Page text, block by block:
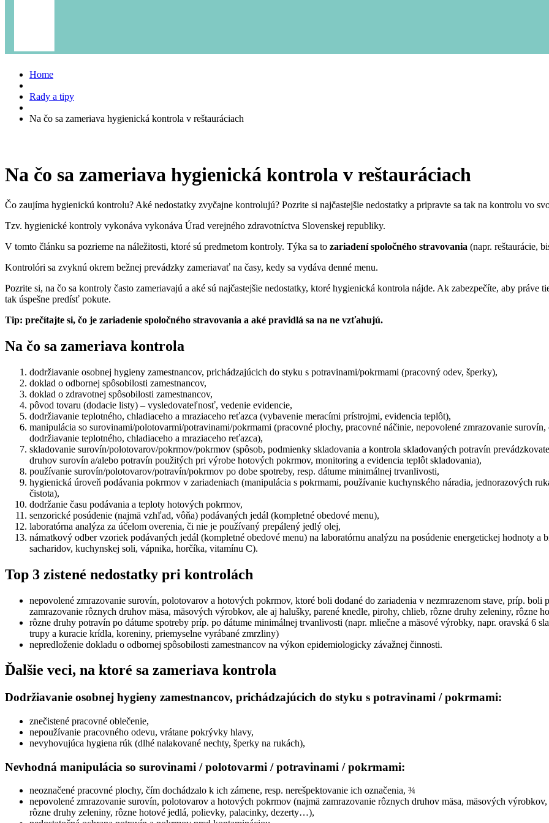
Home
Rady a tipy
Na čo sa zameriava hygienická kontrola v reštauráciach
Na čo sa zameriava hygienická kontrola v reštauráciach
Čo zaujíma hygienickú kontrolu? Aké nedostatky zvyčajne kontrolujú? Pozrite si najčastejšie nedostatky a pripravte sa tak na kontrolu vo
Tzv. hygienické kontroly vykonáva vykonáva Úrad verejného zdravotníctva Slovenskej republiky.
V tomto článku sa pozrieme na náležitosti, ktoré sú predmetom kontroly. Týka sa to zariadení spoločného stravovania (napr. reštaurácie,
Kontrolóri sa zvyknú okrem bežnej prevádzky zameriavať na časy, kedy sa vydáva denné menu.
Pozrite si, na čo sa kontroly často zameriavajú a aké sú najčastejšie nedostatky, ktoré hygienická kontrola nájde. Ak zabezpečíte, aby práve
tak úspešne predísť pokute.
Tip: prečítajte si, čo je zariadenie spoločného stravovania a aké pravidlá sa na ne vzťahujú.
Na čo sa zameriava kontrola
dodržiavanie osobnej hygieny zamestnancov, prichádzajúcich do styku s potravinami/pokrmami (pracovný odev, šperky),
doklad o odbornej spôsobilosti zamestnancov,
doklad o zdravotnej spôsobilosti zamestnancov,
pôvod tovaru (dodacie listy) – vysledovateľnosť, vedenie evidencie,
dodržiavanie teplotného, chladiaceho a mraziaceho reťazca (vybavenie meracími prístrojmi, evidencia teplôt),
manipulácia so surovinami/polotovarmi/potravinami/pokrmami (pracovné plochy, pracovné náčinie, nepovolené zmrazovanie
dodržiavanie teplotného, chladiaceho a mraziaceho reťazca),
skladovanie surovín/polotovarov/pokrmov/pokrmov (spôsob, podmienky skladovania a kontrola skladovaných potravín
druhov surovín a/alebo potravín použitých pri výrobe hotových pokrmov, monitoring a evidencia teplôt skladovania),
používanie surovín/polotovarov/potravín/pokrmov po dobe spotreby, resp. dátume minimálnej trvanlivosti,
hygienická úroveň podávania pokrmov v zariadeniach (manipulácia s pokrmami, používanie kuchynského náradia, jednorazových
čistota),
dodržanie času podávania a teploty hotových pokrmov,
senzorické posúdenie (najmä vzhľad, vôňa) podávaných jedál (kompletné obedové menu),
laboratórna analýza za účelom overenia, či nie je používaný prepálený jedlý olej,
námatkový odber vzoriek podávaných jedál (kompletné obedové menu) na laboratórnu analýzu na posúdenie energetickej hodnoty
sacharidov, kuchynskej soli, vápnika, horčíka, vitamínu C).
Top 3 zistené nedostatky pri kontrolách
nepovolené zmrazovanie surovín, polotovarov a hotových pokrmov, ktoré boli dodané do zariadenia v nezmrazenom stave, príp. boli
zamrazovanie rôznych druhov mäsa, mäsových výrobkov, ale aj halušky, parené knedle, pirohy, chlieb, rôzne druhy zeleniny, rôzne
rôzne druhy potravín po dátume spotreby príp. po dátume minimálnej trvanlivosti (napr. mliečne a mäsové výrobky, napr. oravská 6
trupy a kuracie krídla, koreniny, priemyselne vyrábané zmrzliny)
nepredloženie dokladu o odbornej spôsobilosti zamestnancov na výkon epidemiologicky závažnej činnosti.
Ďalšie veci, na ktoré sa zameriava kontrola
Dodržiavanie osobnej hygieny zamestnancov, prichádzajúcich do styku s potravinami / pokrmami:
znečistené pracovné oblečenie,
nepoužívanie pracovného odevu, vrátane pokrývky hlavy,
nevyhovujúca hygiena rúk (dlhé nalakované nechty, šperky na rukách),
Nevhodná manipulácia so surovinami / polotovarmi / potravinami / pokrmami:
neoznačené pracovné plochy, čím dochádzalo k ich zámene, resp. nerešpektovanie ich označenia, ¾
nepovolené zmrazovanie surovín, polotovarov a hotových pokrmov (najmä zamrazovanie rôznych druhov mäsa, mäsových
rôzne druhy zeleniny, rôzne hotové jedlá, polievky, palacinky, dezerty…),